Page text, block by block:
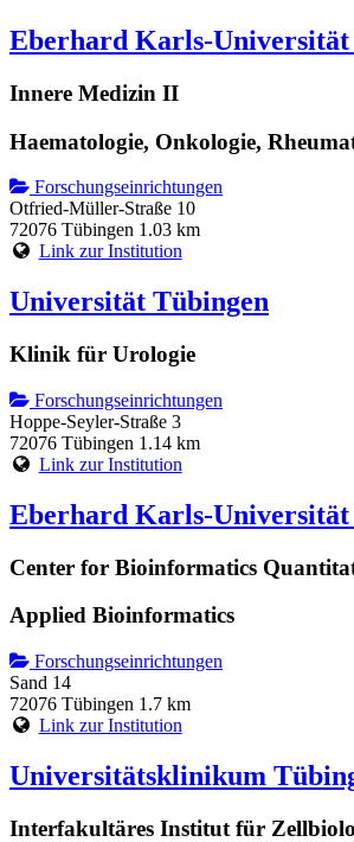
Eberhard Karls-Universität
Innere Medizin II
Haematologie, Onkologie,
Forschungseinrichtungen
Otfried-Müller-Straße 10
72076 Tübingen 1.03 km
Link zur Institution
Universität Tübingen
Klinik für Urologie
Forschungseinrichtungen
Hoppe-Seyler-Straße 3
72076 Tübingen 1.14 km
Link zur Institution
Eberhard Karls-Universität
Center for Bioinformatics
Applied Bioinformatics
Forschungseinrichtungen
Sand 14
72076 Tübingen 1.7 km
Link zur Institution
Universitätsklinikum
Interfakultäres Institut für